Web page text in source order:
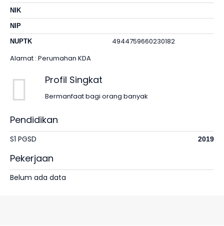
NIK
NIP
NUPTK
4944759660230182
Alamat : Perumahan KDA
Profil Singkat
Bermanfaat bagi orang banyak
Pendidikan
S1 PGSD 2019
Pekerjaan
Belum ada data